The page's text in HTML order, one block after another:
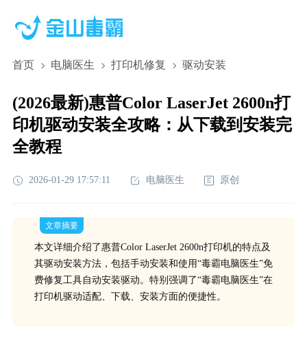
首页 电脑医生 打印机修复 驱动安装
(2026最新)惠普Color LaserJet 2600n打
印机驱动安装全攻略：从下载到安装完
全教程
2026-01-29 17:57:11 电脑医生 原创
文章摘要
本文详细介绍了惠普Color LaserJet 2600n打印机的特点及
其驱动安装方法，包括手动安装和使用“毒霸电脑医生”免
费修复工具自动安装驱动。特别强调了“毒霸电脑医生”在
打印机驱动适配、下载、安装方面的便捷性。